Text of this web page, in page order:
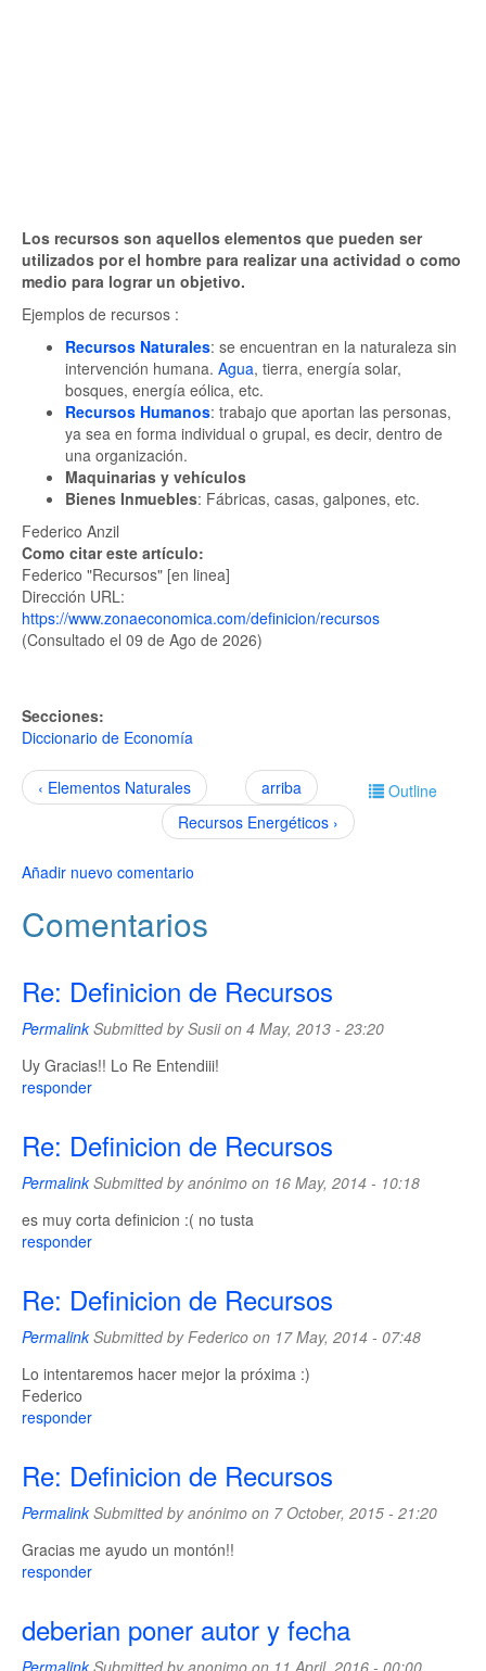
Los recursos son aquellos elementos que pueden ser
utilizados por el hombre para realizar una actividad o como
medio para lograr un objetivo.
Ejemplos de recursos :
Recursos Naturales: se encuentran en la naturaleza sin
intervención humana. Agua, tierra, energía solar,
bosques, energía eólica, etc.
Recursos Humanos: trabajo que aportan las personas,
ya sea en forma individual o grupal, es decir, dentro de
una organización.
Maquinarias y vehículos
Bienes Inmuebles: Fábricas, casas, galpones, etc.
Federico Anzil
Como citar este artículo:
Federico "Recursos" [en linea]
Dirección URL:
https://www.zonaeconomica.com/definicion/recursos
(Consultado el 09 de Ago de 2026)
Secciones:
Diccionario de Economía
Outline
‹ Elementos Naturales
arriba
Recursos Energéticos ›
Añadir nuevo comentario
Comentarios
Re: Definicion de Recursos
PermalinkSubmitted bySusiion 4 May, 2013 - 23:20
Uy Gracias!! Lo Re Entendiii!
responder
Re: Definicion de Recursos
PermalinkSubmitted byanónimo on 16 May, 2014 - 10:18
es muy corta definicion :( no tusta
responder
Re: Definicion de Recursos
PermalinkSubmitted byFederico on 17 May, 2014 - 07:48
Lo intentaremos hacer mejor la próxima :)
Federico
responder
Re: Definicion de Recursos
PermalinkSubmitted byanónimo on 7 October, 2015 - 21:20
Gracias me ayudo un montón!!
responder
deberian poner autor y fecha
PermalinkSubmitted byanonimo on 11 April, 2016 - 00:00